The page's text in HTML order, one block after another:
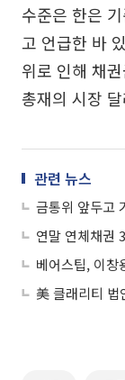
수준은 한은
고 언급한 바
위로 인해 채
총재의 시장
관련 뉴스
베어스팁, 이창